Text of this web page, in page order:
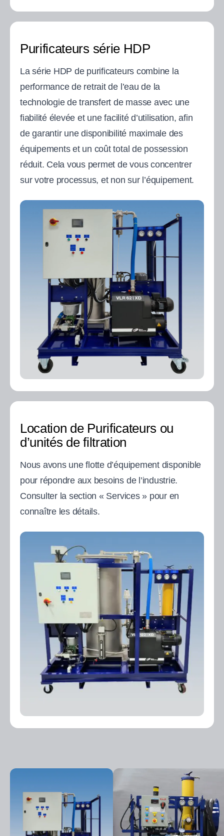
Purificateurs série HDP
La série HDP de purificateurs combine la
performance de retrait de l’eau de la
technologie de transfert de masse avec une
fiabilité élevée et une facilité d’utilisation, afin
de garantir une disponibilité maximale des
équipements et un coût total de possession
réduit. Cela vous permet de vous concentrer
sur votre processus, et non sur l’équipement.
Location de Purificateurs ou
d’unités de filtration
Nous avons une flotte d’équipement disponible
pour répondre aux besoins de l’industrie.
Consulter la section « Services » pour en
connaître les détails.